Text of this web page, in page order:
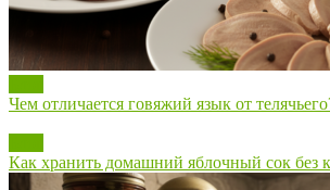
Чем отличается говяжий язык от
Как хранить домашний яблочный сок без